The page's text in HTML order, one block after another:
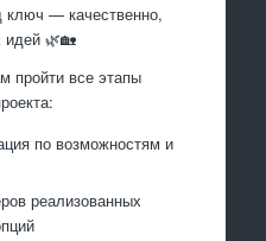
ключ — качественно,
идей 🌿🏡
пройти все этапы
по возможностям и
реализованных